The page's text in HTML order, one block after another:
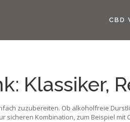
CBD
Klassiker,
zuzubereiten. Ob alkoholfreie
Kombination, zum Beispiel mit